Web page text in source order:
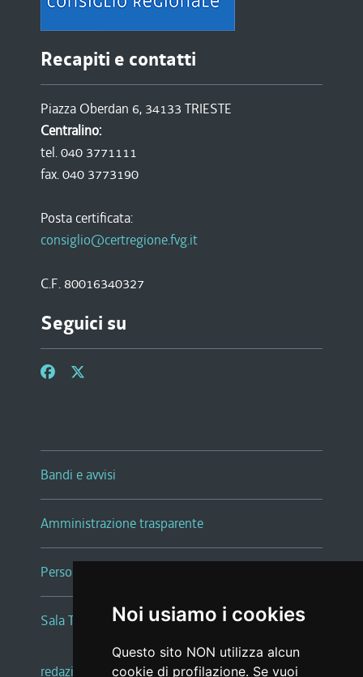
Noi usiamo i cookies
Questo sito NON utilizza alcun
cookie di profilazione. Se vuoi
Recapiti e contatti
Piazza Oberdan 6, 34133 TRIESTE
Centralino:
tel. 040 3771111
fax. 040 3773190
Posta certificata:
consiglio@certregione.fvg.it
C.F. 80016340327
Seguici su
Bandi e avvisi
Amministrazione trasparente
Persone e Uffici
Sala Tiziano Tessitori
redazione web |note legali |glossario